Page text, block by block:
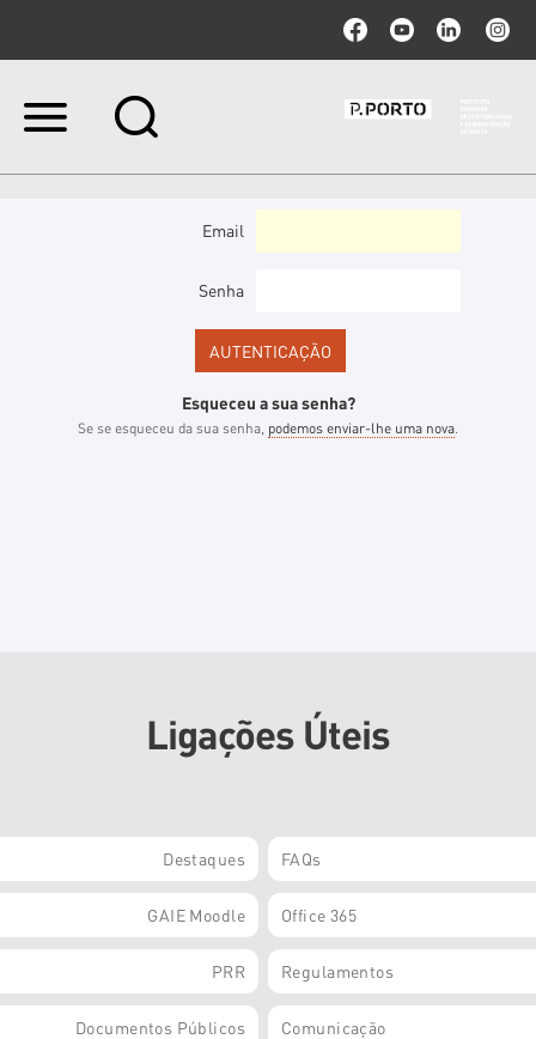
Ir
Email
Senha
Esqueceu a sua senha?
Se se esqueceu da sua senha, podemos enviar-lhe uma nova.
Ligações Úteis
Destaques FAQs
GAIE Moodle Office 365
PRR Regulamentos
Documentos Públicos Comunicação